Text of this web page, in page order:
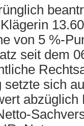
von 5 %-
seit dem
sich
abzüglich